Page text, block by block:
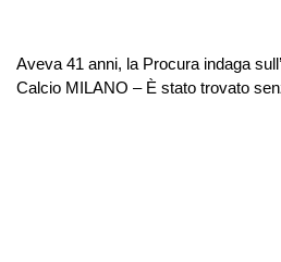
Aveva 41 anni, la Procura indaga
Calcio MILANO – È stato trovato